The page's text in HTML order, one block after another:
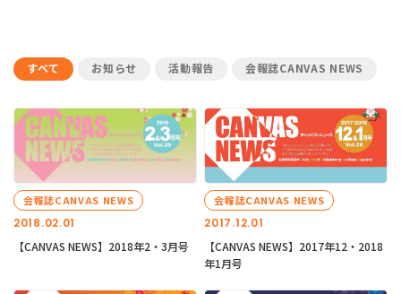
すべて お知らせ 活動報告 会報誌CANVAS NEWS
2018.02.01
会報誌CANVAS NEWS
【CANVAS NEWS】2018年2・3月号
2017.12.01
会報誌CANVAS NEWS
【CANVAS NEWS】2017年12・2018
年1月号